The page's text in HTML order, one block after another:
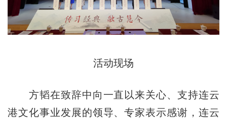
活动现场
方韬在致辞中向一直以来关心、支持连云
港文化事业发展的领导、专家表示感谢，连云